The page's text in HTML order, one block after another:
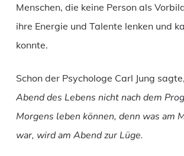
Menschen, die keine Person als
ihre Energie und Talente lenken und
konnte.
Schon der Psychologe Carl Jung
Abend des Lebens nicht nach dem
Morgens leben können, denn was am
war, wird am Abend zur Lüge.